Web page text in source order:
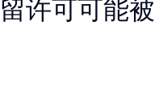
许可可能被